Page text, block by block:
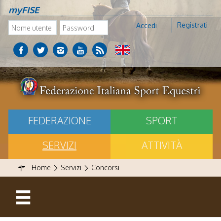
myFISE
Accedi Registrati
FEDERAZIONE
SPORT
SERVIZI
ATTIVITÀ
Home Servizi Concorsi